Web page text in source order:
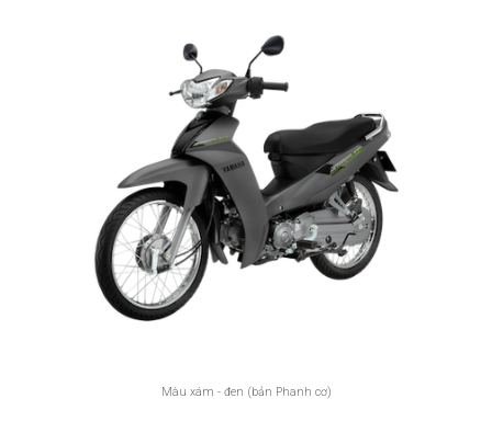
Màu xám - đen (bản Phanh cơ)